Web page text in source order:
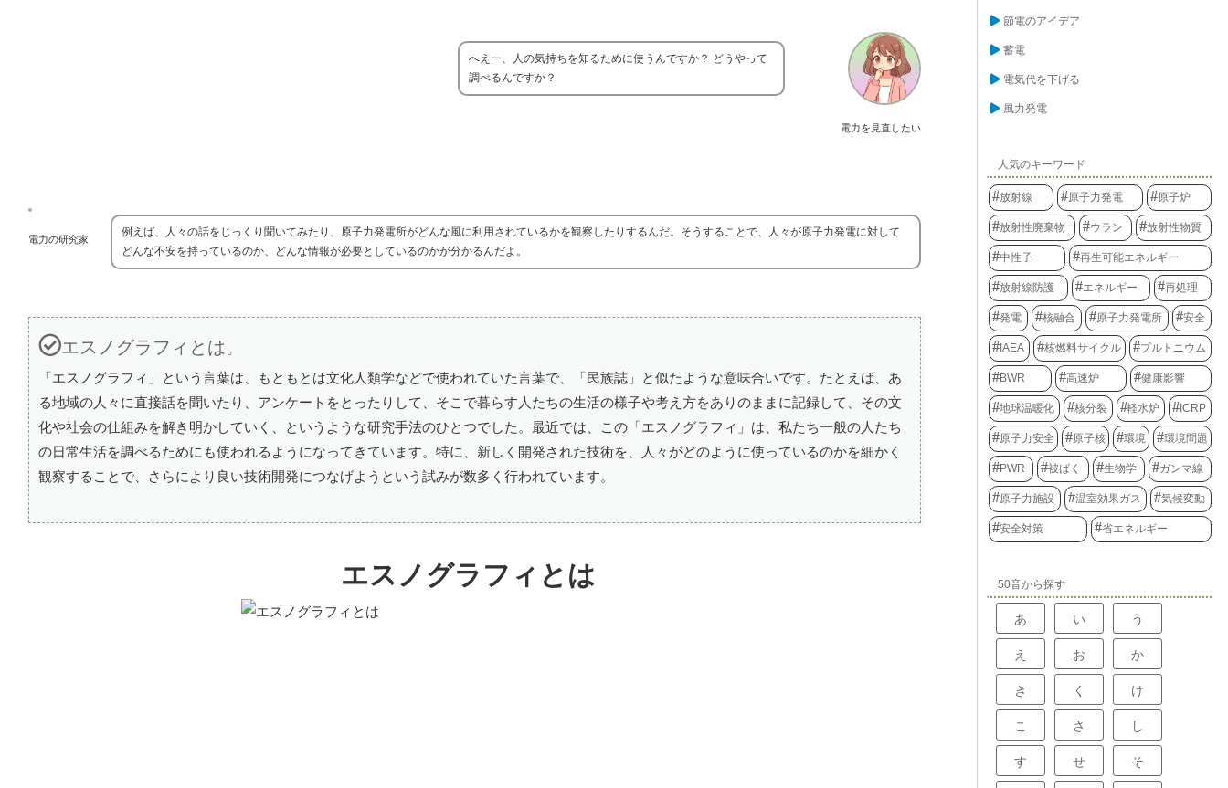
電力を見直したい
へえー、人の気持ちを知るために使うんですか？ どうやって
調べるんですか？
電力の研究家
例えば、人々の話をじっくり聞いてみたり、原子力発電所がどんな風に利用されているかを観察したりするんだ。そうすることで、人々が原子力発電に対して
どんな不安を持っているのか、どんな情報が必要としているのかが分かるんだよ。
エスノグラフィとは。
「エスノグラフィ」という言葉は、もともとは文化人類学などで使われていた言葉で、「民族誌」と似たような意味合いです。たとえば、あ
る地域の人々に直接話を聞いたり、アンケートをとったりして、そこで暮らす人たちの生活の様子や考え方をありのままに記録して、その文
化や社会の仕組みを解き明かしていく、というような研究手法のひとつでした。最近では、この「エスノグラフィ」は、私たち一般の人たち
の日常生活を調べるためにも使われるようになってきています。特に、新しく開発された技術を、人々がどのように使っているのかを細かく
観察することで、さらにより良い技術開発につなげようという試みが数多く行われています。
エスノグラフィとは
節電のアイデア
蓄電
電気代を下げる
風力発電
人気のキーワード
放射線 原子力発電 原子炉
放射性廃棄物 ウラン 放射性物質
中性子 再生可能エネルギー
放射線防護 エネルギー 再処理
発電 核融合 原子力発電所 安全
IAEA 核燃料サイクル プルトニウム
BWR 高速炉 健康影響
地球温暖化 核分裂 軽水炉 ICRP
原子力安全 原子核 環境 環境問題
PWR 被ばく 生物学 ガンマ線
原子力施設 温室効果ガス 気候変動
安全対策 省エネルギー
50音から探す
あ い う
え お か
き く け
こ さ し
す せ そ